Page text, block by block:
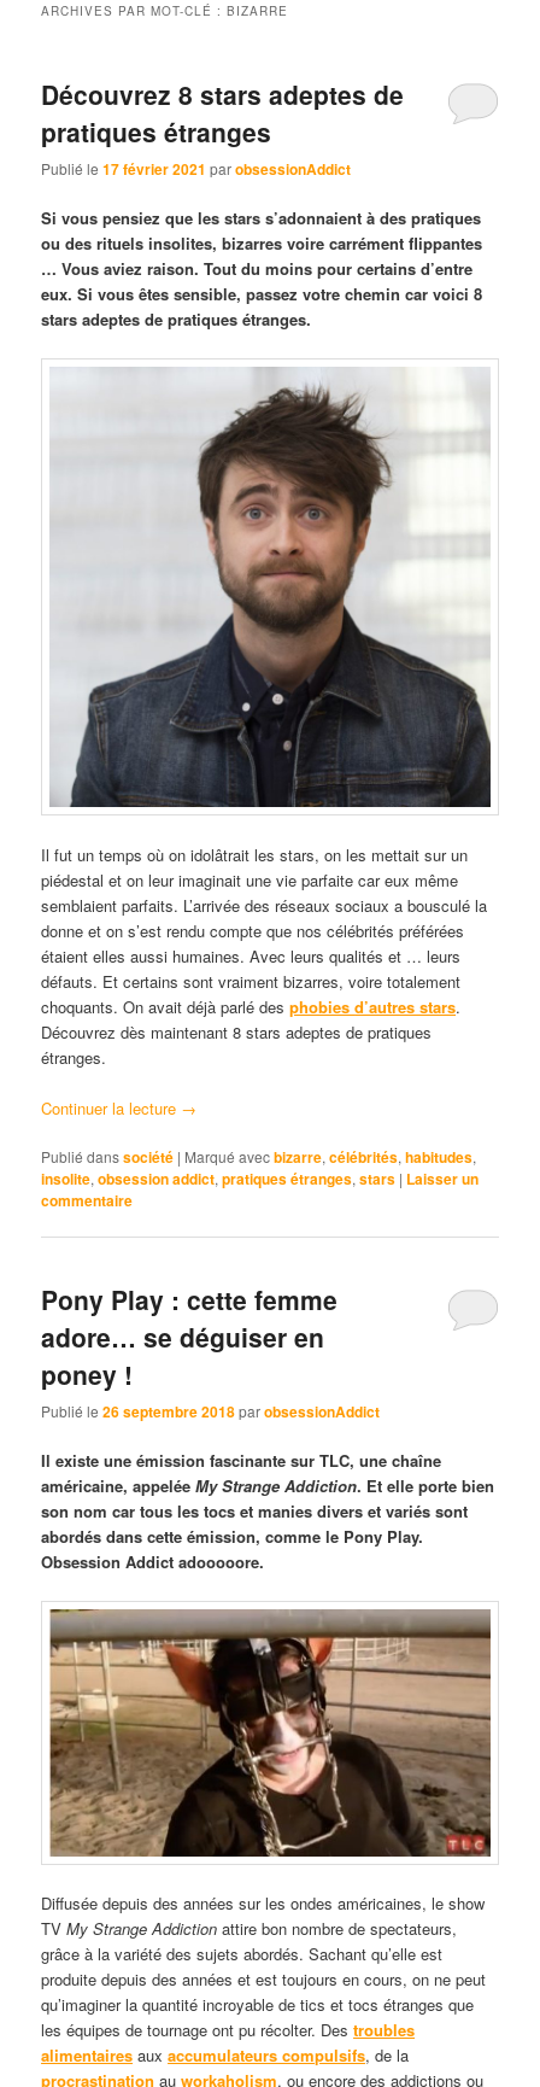
ARCHIVES PAR MOT-CLÉ :BIZARRE
Découvrez 8 stars adeptes de
pratiques étranges
Publié le17 février 2021 parobsessionAddict
Si vous pensiez que les stars s’adonnaient à des pratiques
ou des rituels insolites, bizarres voire carrément flippantes
… Vous aviez raison. Tout du moins pour certains d’entre
eux. Si vous êtes sensible, passez votre chemin car voici 8
stars adeptes de pratiques étranges.
Il fut un temps où on idolâtrait les stars, on les mettait sur un
piédestal et on leur imaginait une vie parfaite car eux même
semblaient parfaits. L’arrivée des réseaux sociaux a bousculé la
donne et on s’est rendu compte que nos célébrités préférées
étaient elles aussi humaines. Avec leurs qualités et … leurs
défauts. Et certains sont vraiment bizarres, voire totalement
choquants. On avait déjà parlé desphobiesd’autres stars.
Découvrez dès maintenant 8 stars adeptes de pratiques
étranges.
Continuer la lecture →
Publié danssociété | Marqué avecbizarre,célébrités,habitudes,
insolite,obsession addict,pratiques étranges,stars | Laisser un
commentaire
Pony Play : cette femme
adore… se déguiser en
poney !
Publié le26 septembre 2018parobsessionAddict
Il existe une émission fascinante sur TLC, une chaîne
américaine, appeléeMy Strange Addiction. Et elle porte bien
son nom car tous les tocs et manies divers et variés sont
abordés dans cette émission, comme le Pony Play.
Obsession Addict adooooore.
Diffusée depuis des années sur les ondes américaines, le show
TVMy Strange Addictionattire bon nombre de spectateurs,
grâce à la variété des sujets abordés. Sachant qu’elle est
produite depuis des années et est toujours en cours, on ne peut
qu’imaginer la quantité incroyable de tics et tocs étranges que
les équipes de tournage ont pu récolter. Destroubles
alimentaires auxaccumulateurs compulsifs, de la
procrastination auworkaholism, ou encore des addictions ou